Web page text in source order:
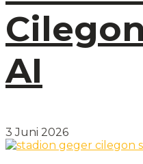
AI
3 Juni 2026